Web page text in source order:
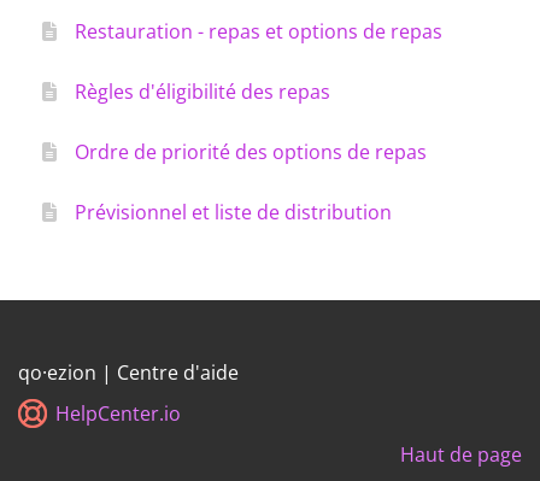
Restauration - repas et options de repas
Règles d'éligibilité des repas
Ordre de priorité des options de repas
Prévisionnel et liste de distribution
qo·ezion | Centre d'aide
HelpCenter.io
Haut de page